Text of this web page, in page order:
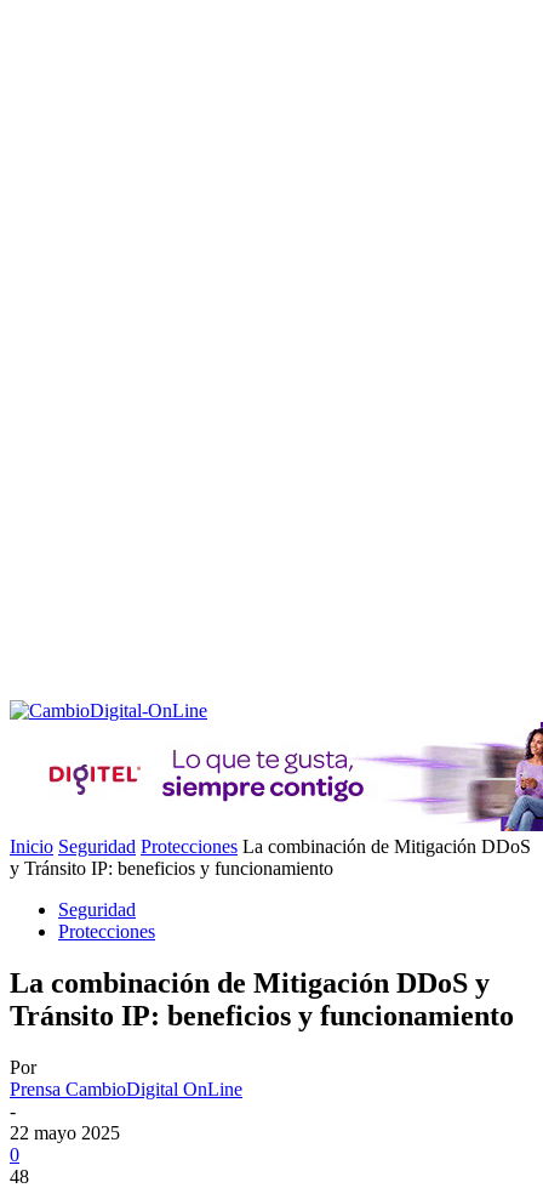
Inicio Seguridad Protecciones La combinación de Mitigación DDoS
y Tránsito IP: beneficios y funcionamiento
Seguridad
Protecciones
La combinación de Mitigación DDoS y
Tránsito IP: beneficios y funcionamiento
Por
Prensa CambioDigital OnLine
-
22 mayo 2025
0
48